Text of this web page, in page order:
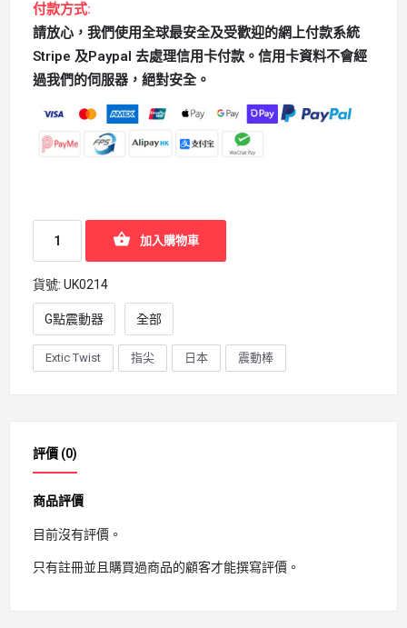
付款方式:
請放心，我們使用全球最安全及受歡迎的網上付款系統
Stripe 及Paypal 去處理信用卡付款。信用卡資料不會經
過我們的伺服器，絕對安全。
加入購物車
貨號: UK0214
G點震動器 全部
Extic Twist 指尖 日本 震動棒
評價 (0)
商品評價
目前沒有評價。
只有註冊並且購買過商品的顧客才能撰寫評價。